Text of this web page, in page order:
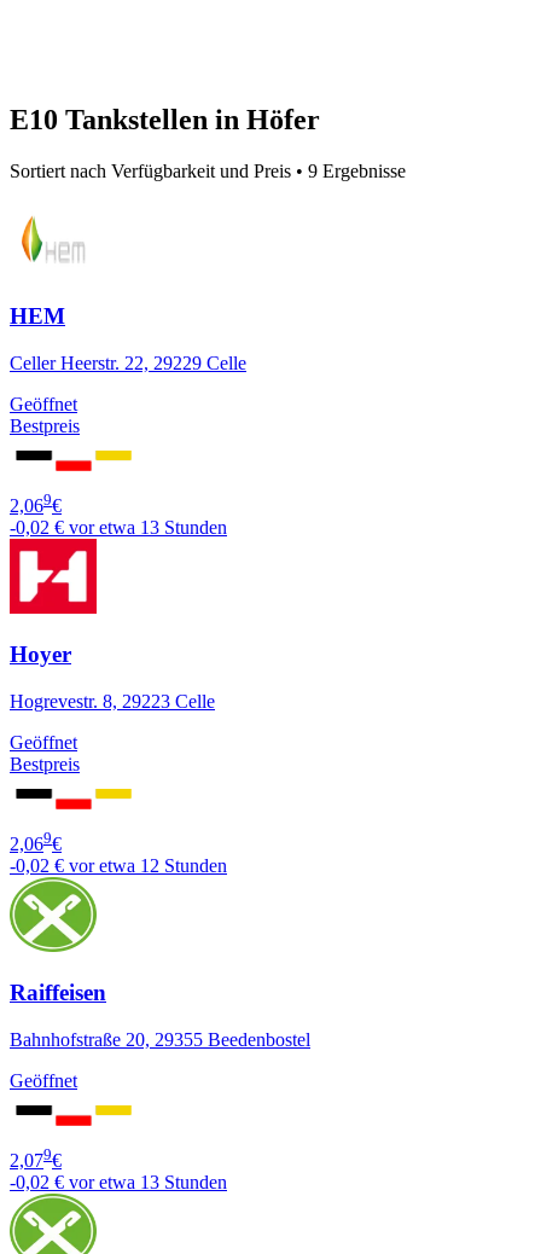
E10 Tankstellen in Höfer
Sortiert nach Verfügbarkeit und Preis • 9 Ergebnisse
HEM
Celler Heerstr. 22, 29229 Celle
Geöffnet
Bestpreis
2,069€
-0,02 € vor etwa 13 Stunden
Hoyer
Hogrevestr. 8, 29223 Celle
Geöffnet
Bestpreis
2,069€
-0,02 € vor etwa 12 Stunden
Raiffeisen
Bahnhofstraße 20, 29355 Beedenbostel
Geöffnet
2,079€
-0,02 € vor etwa 13 Stunden